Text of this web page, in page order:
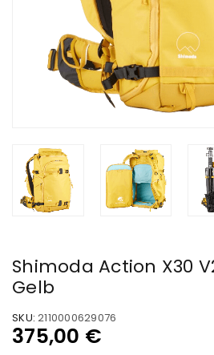
Shimoda Action X30
Gelb
SKU: 2110000629076
375,00 €